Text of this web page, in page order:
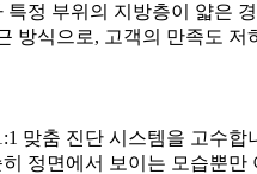
정 부위의 지방층이 얇은
방식으로, 고객의 만족도
맞춤 진단 시스템을 고수
정면에서 보이는 모습뿐